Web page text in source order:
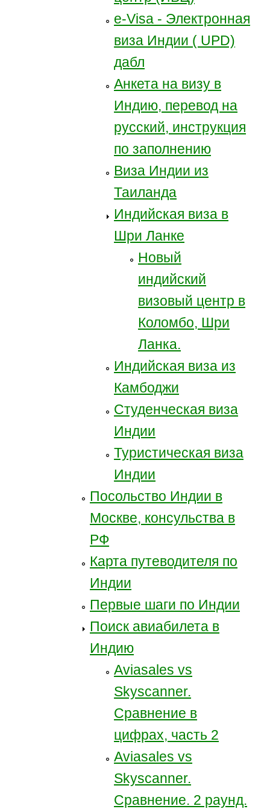
e-Visa - Электронная
виза Индии ( UPD)
дабл
Анкета на визу в
Индию, перевод на
русский, инструкция
по заполнению
Виза Индии из
Таиланда
Индийская виза в
Шри Ланке
Новый
индийский
визовый центр в
Коломбо, Шри
Ланка.
Индийская виза из
Камбоджи
Студенческая виза
Индии
Туристическая виза
Индии
Посольство Индии в
Москве, консульства в
РФ
Карта путеводителя по
Индии
Первые шаги по Индии
Поиск авиабилета в
Индию
Aviasales vs
Skyscanner.
Сравнение в
цифрах, часть 2
Aviasales vs
Skyscanner.
Сравнение. 2 раунд.